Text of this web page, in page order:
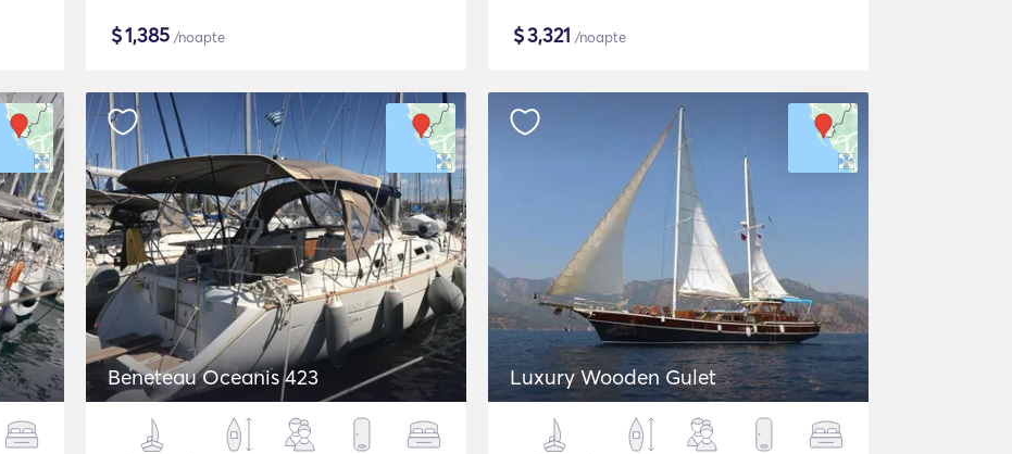
$1,385 /noapte $3,321 /noapte
Beneteau Oceanis 423 Luxury Wooden Gulet